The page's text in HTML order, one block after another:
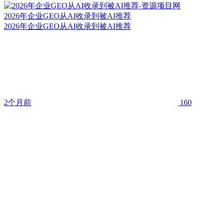
2026年企业GEO从AI收录到被AI推荐
2026年企业GEO从AI收录到被AI推荐
2个月前 160